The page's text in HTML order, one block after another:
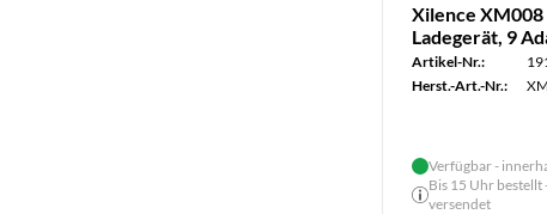
Xilence
Ladegerät, 9
Artikel-Nr.:
Herst.-Art.-Nr.:
Verfügbar -
Bis 15 Uhr bestellt
versendet